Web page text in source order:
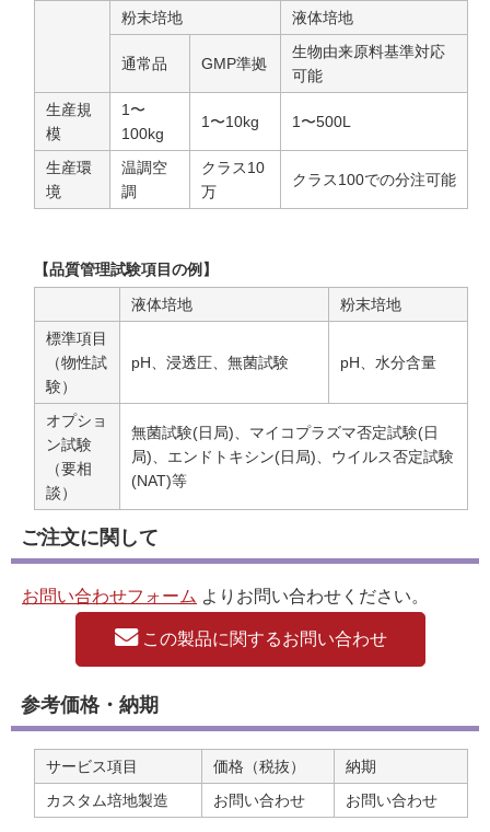
粉末培地
液体培地
通常品 GMP準拠
生物由来原料基準対応
可能
生産規
模
1〜
100kg
1〜10kg 1〜500L
生産環
境
温調空
調
クラス10
万
クラス100での分注可能
【品質管理試験項目の例】
液体培地
粉末培地
標準項目
（物性試
験）
pH、浸透圧、無菌試験 pH、水分含量
オプショ
ン試験
（要相
談）
無菌試験(日局)、マイコプラズマ否定試験(日
局)、エンドトキシン(日局)、ウイルス否定試験
(NAT)等
ご注文に関して
お問い合わせフォーム よりお問い合わせください。
この製品に関するお問い合わせ
参考価格・納期
サービス項目 価格（税抜）
納期
カスタム培地製造
お問い合わせ お問い合わせ